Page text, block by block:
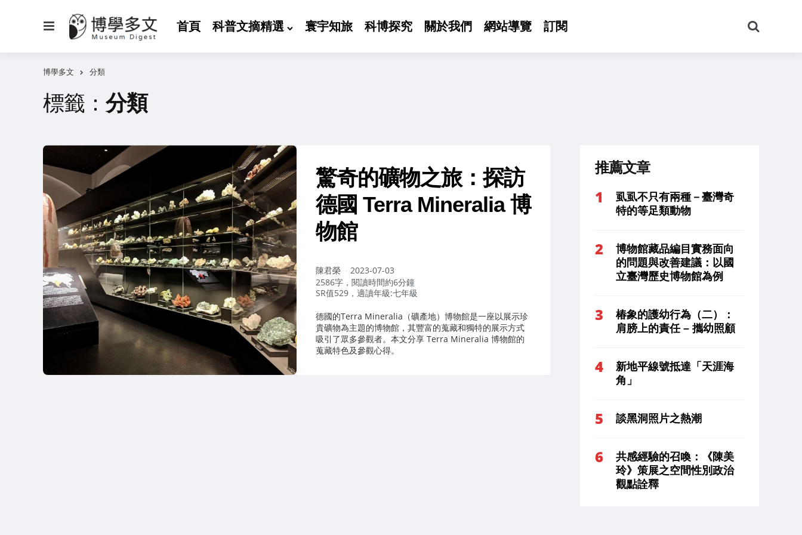
首頁 科普文摘精選 寰宇知旅 科博探究 關於我們 網站導覽 訂閱
尋
博學多文 分類
標籤： 分類
驚奇的礦物之旅：探訪
德國 Terra Mineralia 博
物館
作
者：
陳君榮
2023-07-03
2586字，閱讀時間約6分鐘
SR值529，適讀年級:七年級
德國的Terra Mineralia（礦產地）博物館是一座以展示珍
貴礦物為主題的博物館，其豐富的蒐藏和獨特的展示方式
吸引了眾多參觀者。本文分享 Terra Mineralia 博物館的
蒐藏特色及參觀心得。
推薦文章
虱虱不只有兩種－臺灣奇
特的等足類動物
博物館藏品編目實務面向
的問題與改善建議：以國
立臺灣歷史博物館為例
椿象的護幼行為（二）：
肩膀上的責任 – 攜幼照顧
新地平線號抵達「天涯海
角」
談黑洞照片之熱潮
共感經驗的召喚：《陳美
玲》策展之空間性別政治
觀點詮釋